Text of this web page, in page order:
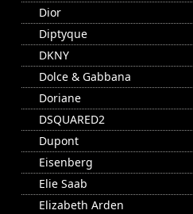
Dior
Diptyque
DKNY
Dolce & Gabbana
Doriane
DSQUARED2
Dupont
Eisenberg
Elie Saab
Elizabeth Arden